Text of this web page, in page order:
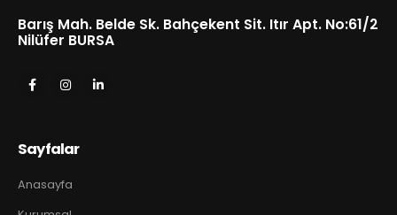
Barış Mah. Belde Sk. Bahçekent Sit. Itır Apt. No:61/2
Nilüfer BURSA
Sayfalar
Anasayfa